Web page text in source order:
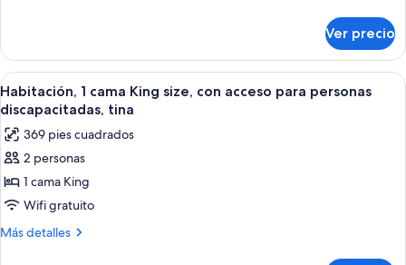
size
1
cama
King
size
Ver precio
Abrir
todas
las
fotos
de
Habitación,
1
cama
Habitación de hotel moderna con
4
Habitación, 1 cama King size, con acceso para personas
discapacitadas, tina
369 pies cuadrados
2 personas
1 cama King
Wifi gratuito
Más detalles
Más